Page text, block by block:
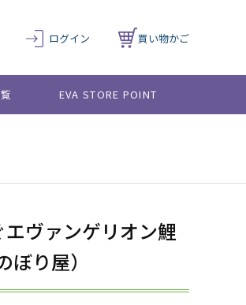
ログイン 買い物かご
EVA STORE POINT
エヴァンゲリオン鯉
り屋）